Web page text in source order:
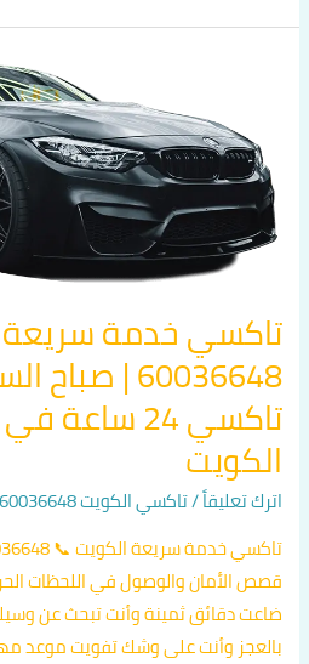
تاكسي خدمة سريعة
60036648 |
تاكسي 24
الكويت
اترك تعليقاً/تاكسي الكويت 60036648
قصص الأمان والوصول في اللحظات
ضاعت دقائق ثمينة وأنت تبحث عن
بالعجز وأنت على وشك تفويت موعد
سريعة
الكويت
60036648
أسرع
تاكسي
24
ساعة
في
كل
الكويت